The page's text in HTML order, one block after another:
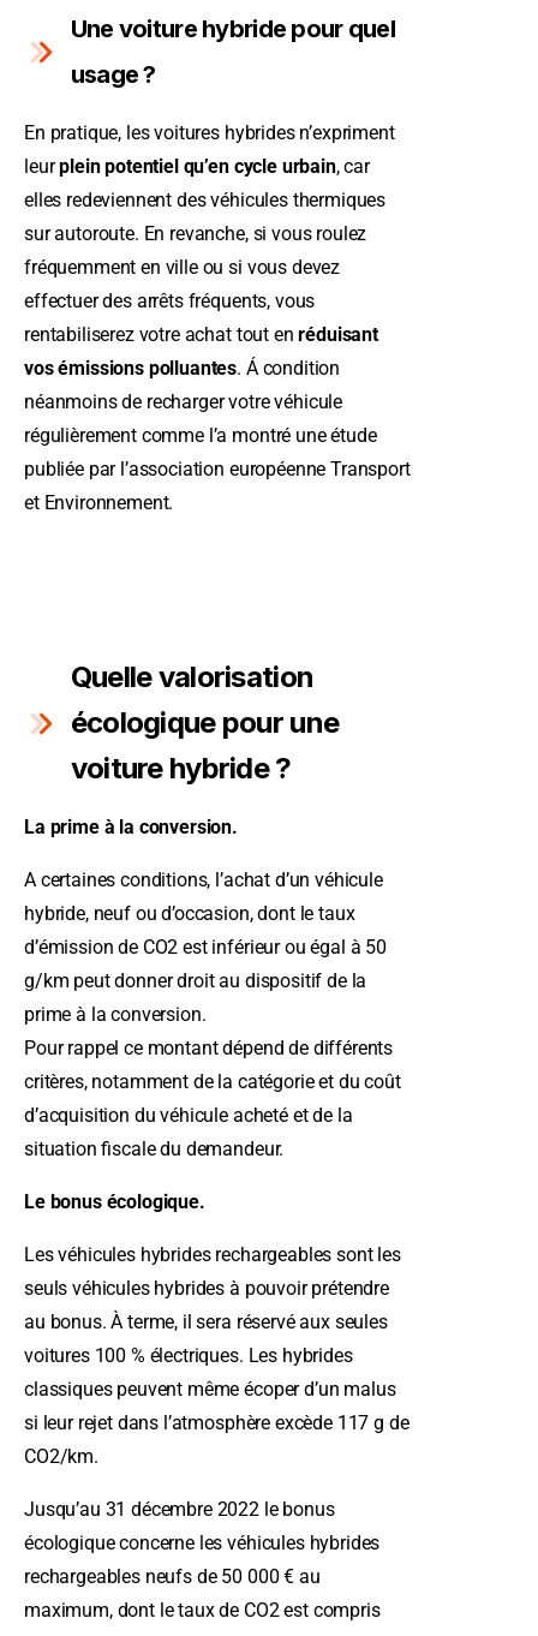
Une voiture hybride pour quel
usage ?
En pratique, les voitures hybrides n’expriment
leurplein potentiel qu’en cycle urbain, car
elles redeviennent des véhicules thermiques
sur autoroute. En revanche, si vous roulez
fréquemment en ville ou si vous devez
effectuer des arrêts fréquents, vous
rentabiliserez votre achat tout enréduisant
vos émissions polluantes. Á condition
néanmoins de recharger votre véhicule
régulièrement comme l’a montré une étude
publiée par l’association européenne Transport
et Environnement.
Quelle valorisation
écologique pour une
voiture hybride ?
La prime à la conversion.
A certaines conditions, l’achat d’un véhicule
hybride, neuf ou d’occasion, dont le taux
d’émission de CO2 est inférieur ou égal à 50
g/km peut donner droit au dispositif de la
prime à la conversion.
Pour rappel ce montant dépend de différents
critères, notamment de la catégorie et du coût
d’acquisition du véhicule acheté et de la
situation fiscale du demandeur.
Le bonus écologique.
Les véhicules hybrides rechargeables sont les
seuls véhicules hybrides à pouvoir prétendre
au bonus. À terme, il sera réservé aux seules
voitures 100 % électriques. Les hybrides
classiques peuvent même écoper d’un malus
si leur rejet dans l’atmosphère excède 117 g de
CO2/km.
Jusqu’au 31 décembre 2022 le bonus
écologique concerne les véhicules hybrides
rechargeables neufs de 50 000 € au
maximum, dont le taux de CO2 est compris